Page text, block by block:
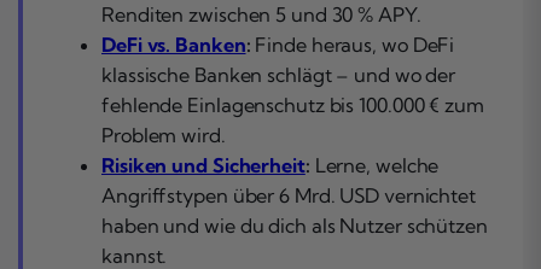
Renditen zwischen 5 und 30 % APY.
DeFi vs. Banken: Finde heraus, wo DeFi
klassische Banken schlägt – und wo der
fehlende Einlagenschutz bis 100.000 € zum
Problem wird.
Risiken und Sicherheit: Lerne, welche
Angriffstypen über 6 Mrd. USD vernichtet
haben und wie du dich als Nutzer schützen
kannst.